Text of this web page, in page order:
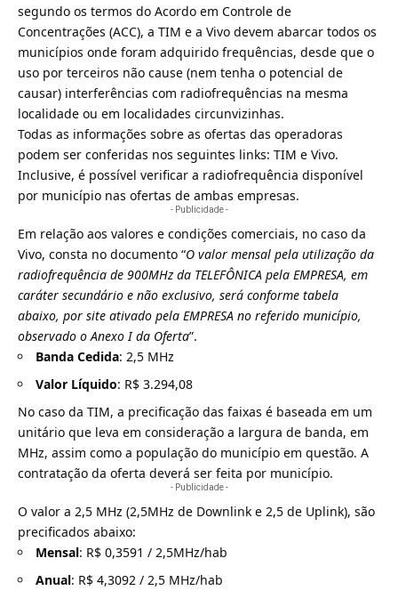
segundo os termos do Acordo em Controle de
Concentrações (ACC), a TIM e a Vivo devem abarcar todos os
municípios onde foram adquirido frequências, desde que o
uso por terceiros não cause (nem tenha o potencial de
causar) interferências com radiofrequências na mesma
localidade ou em localidades circunvizinhas.
Todas as informações sobre as ofertas das operadoras
podem ser conferidas nos seguintes links: TIM e Vivo.
Inclusive, é possível verificar a radiofrequência disponível
por município nas ofertas de ambas empresas.
- Publicidade -
Em relação aos valores e condições comerciais, no caso da
Vivo, consta no documento “O valor mensal pela utilização da
radiofrequência de 900MHz da TELEFÔNICA pela EMPRESA, em
caráter secundário e não exclusivo, será conforme tabela
abaixo, por site ativado pela EMPRESA no referido município,
observado o Anexo I da Oferta”.
Banda Cedida: 2,5 MHz
Valor Líquido: R$ 3.294,08
No caso da TIM, a precificação das faixas é baseada em um
unitário que leva em consideração a largura de banda, em
MHz, assim como a população do município em questão. A
contratação da oferta deverá ser feita por município.
- Publicidade -
O valor a 2,5 MHz (2,5MHz de Downlink e 2,5 de Uplink), são
precificados abaixo:
Mensal: R$ 0,3591 / 2,5MHz/hab
Anual: R$ 4,3092 / 2,5 MHz/hab